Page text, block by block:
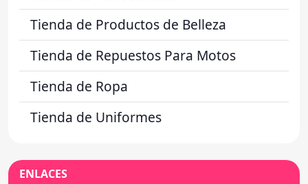
Tienda de Productos de Belleza
Tienda de Repuestos Para Motos
Tienda de Ropa
Tienda de Uniformes
ENLACES